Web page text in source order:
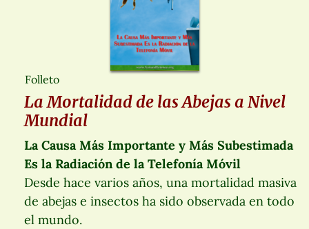
Folleto
La Mortalidad de las Abejas a Nivel
Mundial
La Causa Más Importante y Más Subestimada
Es la Radiación de la Telefonía Móvil
Desde hace varios años, una mortalidad masiva
de abejas e insectos ha sido observada en todo
el mundo.